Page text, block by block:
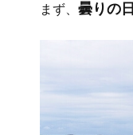
まず、 曇りの日